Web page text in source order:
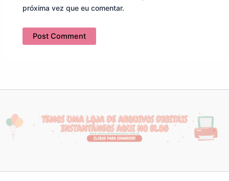
próxima vez que eu comentar.